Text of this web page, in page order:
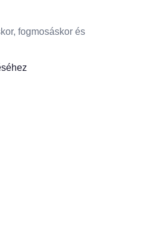
fogmosáskor és